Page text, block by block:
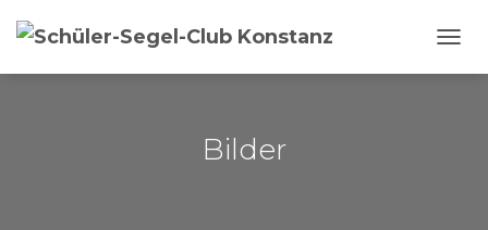
Bilder